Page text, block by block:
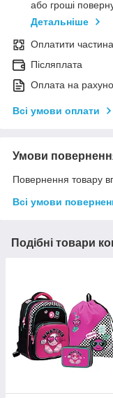
або гроші
Детальніше
Оплатити
Післяплата
Оплата на
Всі умови оплати
Умови
Повернення товару
Всі умови
Подібні товари